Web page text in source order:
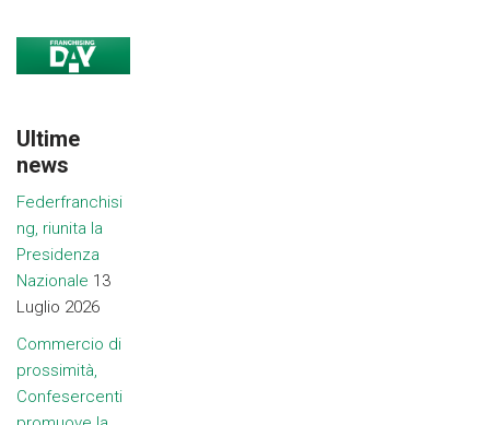
Ultime
news
Federfranchisi
ng, riunita la
Presidenza
Nazionale 13
Luglio 2026
Commercio di
prossimità,
Confesercenti